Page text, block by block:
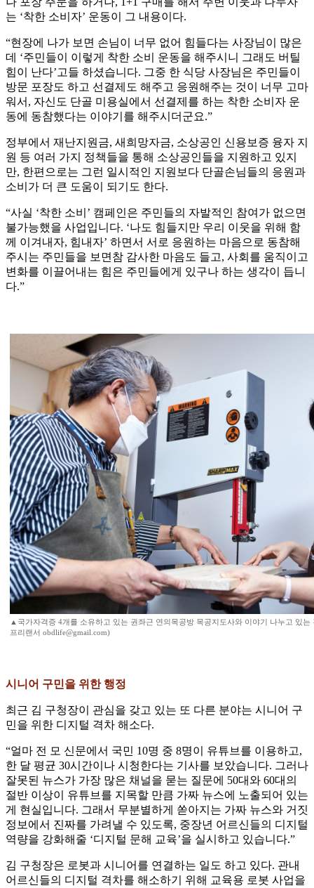
는 ‘착한 소비자’ 운동이 그 내용이다.
“현장에 나가 보면 손님이 너무 없어 힘들다는 사장님이 많은
데 ‘주민들이 이렇게 착한 소비 운동을 해주시니 그래도 버틸
힘이 난다’고들 하셨습니다. 그중 한 식당 사장님은 주민들이
방문 포장도 하고 선결제도 해주고 응원해주는 것이 너무 고마
워서, 자신도 단골 미용실에서 선결제를 하는 착한 소비자 운
동에 동참했다는 이야기를 해주시더군요.”
정부에서 재난지원금, 새희망자금, 소상공인 신용보증 융자 지
원 등 여러 가지 정책들을 통해 소상공인들을 지원하고 있지
만, 한편으로는 그런 일시적인 지원보다 단골손님들의 응원과
소비가 더 큰 도움이 되기도 한다.
“사실 ‘착한 소비’ 캠페인은 주민들의 자발적인 참여가 없으면
불가능했을 사업입니다. ‘나도 힘들지만 우리 이웃을 위해 함
께 이겨내자, 힘내자’ 하면서 서로 응원하는 마음으로 동참해
주시는 주민들을 보면참 감사한 마음도 들고, 사회를 움직이고
변화를 이끌어내는 힘은 주민들에게 있구나 하는 생각이 듭니
다.”
▲국가자격증 4개를 소유하고 있는 권좌근 연의목공방 목공지도사와 이야기 나누고 있는
프리랜서 obdlife@gmail.com)
시니어 구민을 위한 행정
최근 김 구청장이 관심을 갖고 있는 또 다른 분야는 시니어 구
민을 위한 디지털 격차 해소다.
“얼마 전 모 신문에서 국민 10명 중 8명이 유튜브를 이용하고,
한 달 평균 30시간이나 시청한다는 기사를 보았습니다. 그러나
잘못된 뉴스가 가장 많은 채널을 묻는 질문에 50대와 60대의
절반 이상이 유튜브를 지목할 만큼 가짜 뉴스에 노출되어 있는
게 현실입니다. 그래서 무분별하게 쏟아지는 가짜 뉴스와 거짓
정보에서 진짜를 가려낼 수 있도록, 중장년 어르신들의 디지털
역량을 강화해줄 ‘디지털 문해 교육’을 실시하고 있습니다.”
김 구청장은 로봇과 시니어를 연결하는 일도 하고 있다. 관내
어르신들의 디지털 격차를 해소하기 위해 교육용 로봇 사업을